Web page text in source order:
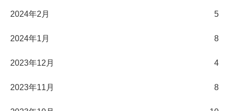
2024年2月 5
2024年1月 8
2023年12月 4
2023年11月 8